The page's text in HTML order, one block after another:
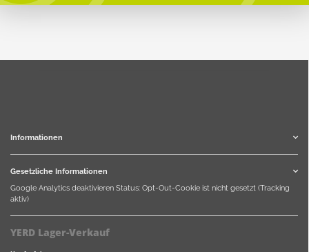
Informationen
Gesetzliche Informationen
Google Analytics deaktivieren Status: Opt-Out-Cookie ist nicht gesetzt (Tracking
aktiv)
YERD Lager-Verkauf